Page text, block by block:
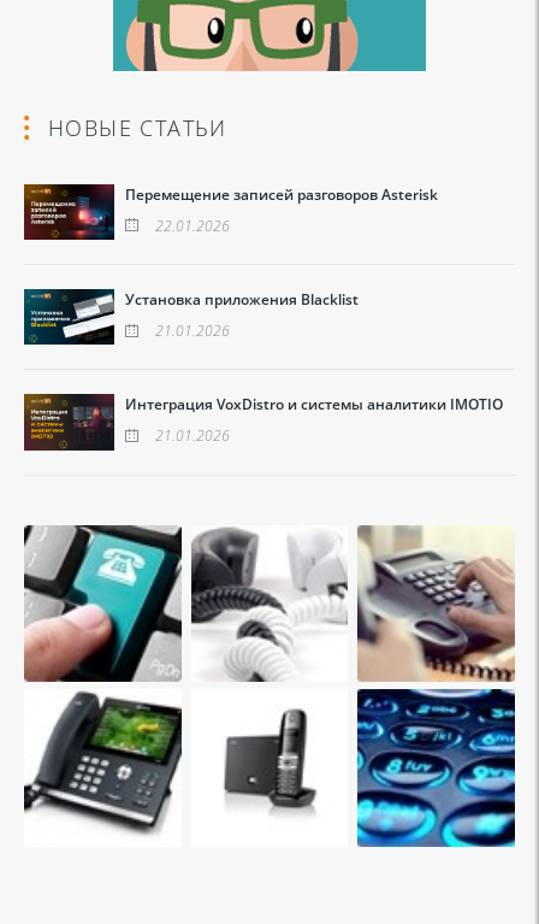
НОВЫЕ СТАТЬИ
Перемещение записей разговоров Asterisk
22.01.2026
Установка приложения Blacklist
21.01.2026
Интеграция VoxDistro и системы аналитики IMOTIO
21.01.2026